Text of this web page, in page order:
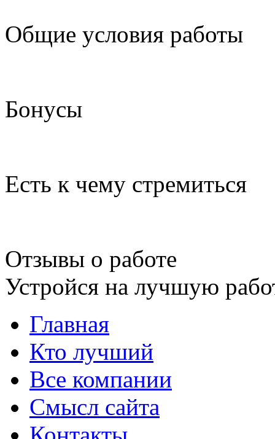
Общие условия работы
Бонусы
Есть к чему стремиться
Отзывы о работе
Устройся на лучшую
Главная
Кто лучший
Все компании
Смысл сайта